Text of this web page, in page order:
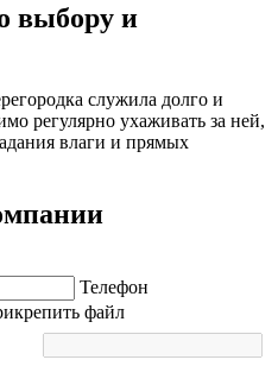
выбору и
служила долго и
регулярно ухаживать за ней,
влаги и прямых
Телефон
файл